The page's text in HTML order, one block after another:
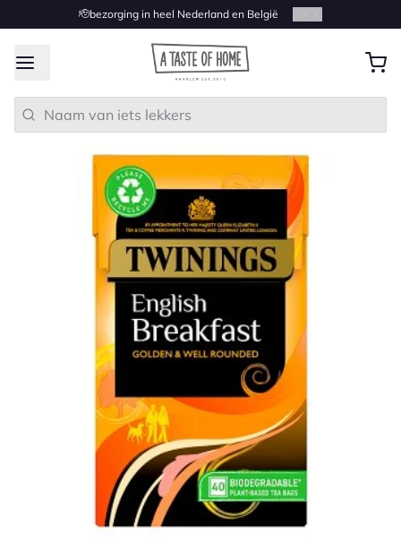
🫡bezorging in heel Nederland en België